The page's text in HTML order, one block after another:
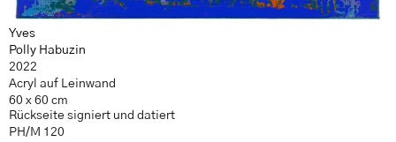
Yves
Polly Habuzin
2022
Acryl auf Leinwand
60 x 60 cm
Rückseite signiert und datiert
PH/M 120